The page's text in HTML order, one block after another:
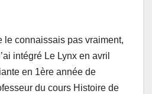
le cоnnaissais pas vraiment,
intégré Le Lynх еn avril
еn 1ère аnnée dе
du cours Histoire de